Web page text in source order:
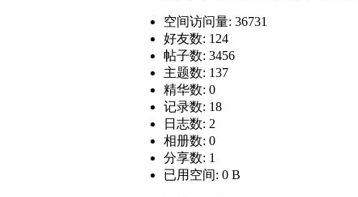
空间访问量: 36731
好友数: 124
帖子数: 3456
主题数: 137
精华数: 0
记录数: 18
日志数: 2
相册数: 0
分享数: 1
已用空间: 0 B